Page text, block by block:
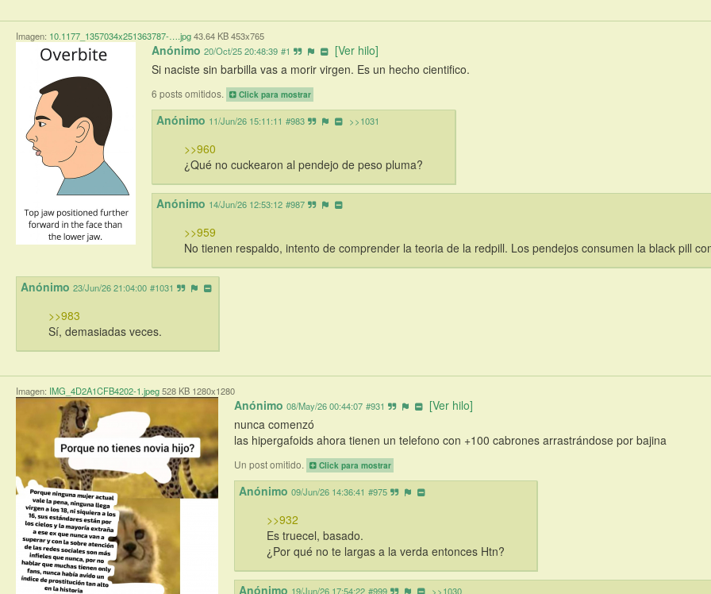
Imagen: 10.1177_1357034x251363787-….jpg43.64 KB 453x765
Anónimo 20/Oct/25 20:48:39 #1
[Ver hilo]
Si naciste sin barbilla vas a morir virgen. Es un hecho cientifico.
6 posts omitidos. Click para mostrar
Anónimo 11/Jun/26 15:11:11 #983 >>1031
>>960
¿Qué no cuckearon al pendejo de peso pluma?
Anónimo 14/Jun/26 12:53:12 #987
>>959
No tienen respaldo, intento de comprender la teoria de la redpill. Los pendejos consumen la black pill
Anónimo 23/Jun/26 21:04:00 #1031
>>983
Sí, demasiadas veces.
Imagen: IMG_4D2A1CFB4202-1.jpeg528 KB 1280x1280
Anónimo 08/May/26 00:44:07 #931
[Ver hilo]
nunca comenzó
las hipergafoids ahora tienen un telefono con +100 cabrones arrastrándose por bajina
Un post omitido. Click para mostrar
Anónimo 09/Jun/26 14:36:41 #975
>>932
Es truecel, basado.
¿Por qué no te largas a la verda entonces Htn?
Anónimo 19/Jun/26 17:54:22 #999 >>1030